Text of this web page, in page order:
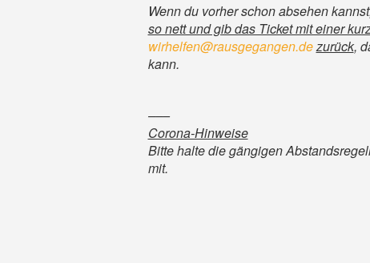
Wenn du vorher schon absehen
so nett und gib das Ticket mit einer
wirhelfen@rausgegangen.dezurück,
kann.
–––
Corona-Hinweise
Bitte halte die gängigen
mit.